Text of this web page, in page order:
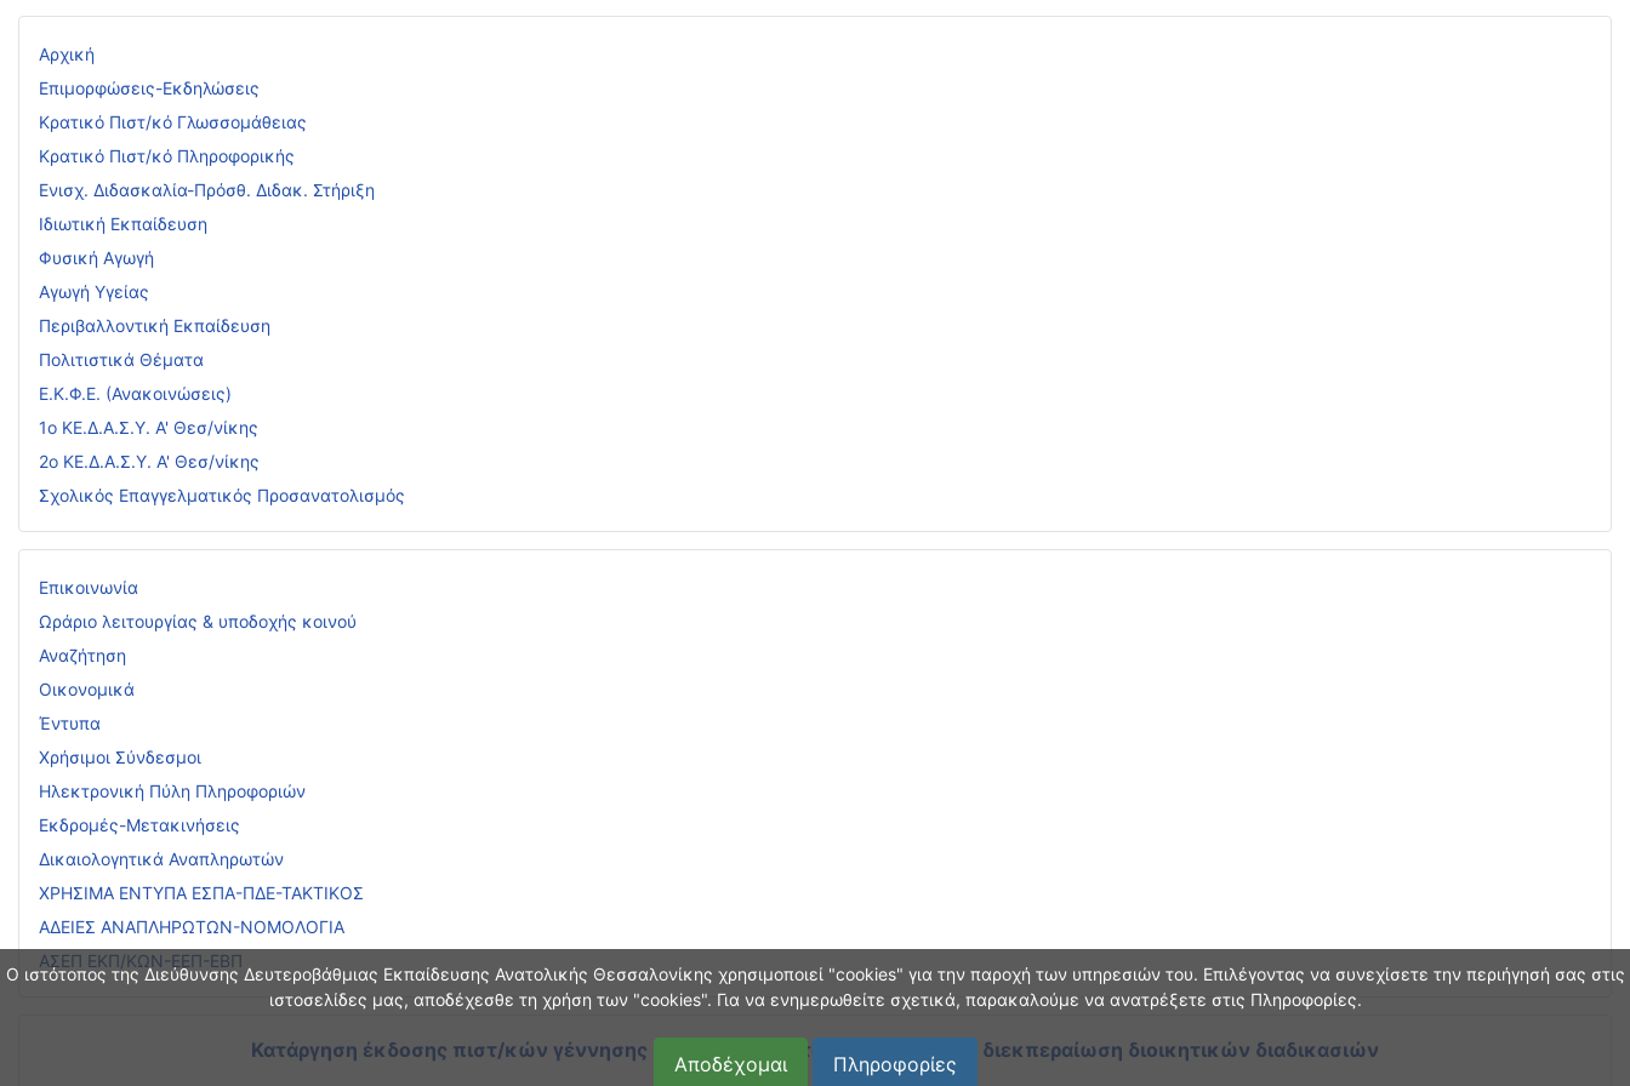
Ο ιστότοπος της Διεύθυνσης Δευτεροβάθμιας Εκπαίδευσης Ανατολικής Θεσσαλονίκης χρησιμοποιεί "cookies" για την παροχή των υπηρεσιών του. Επιλέγοντας να συνεχίσετε την περιήγησή σας στις
ιστοσελίδες μας, αποδέχεσθε τη χρήση των "cookies". Για να ενημερωθείτε σχετικά, παρακαλούμε να ανατρέξετε στις Πληροφορίες.
Αποδέχομαι Πληροφορίες
Αρχική
Επιμορφώσεις-Εκδηλώσεις
Κρατικό Πιστ/κό Γλωσσομάθειας
Κρατικό Πιστ/κό Πληροφορικής
Ενισχ. Διδασκαλία-Πρόσθ. Διδακ. Στήριξη
Ιδιωτική Εκπαίδευση
Φυσική Αγωγή
Αγωγή Υγείας
Περιβαλλοντική Εκπαίδευση
Πολιτιστικά Θέματα
Ε.Κ.Φ.Ε. (Ανακοινώσεις)
1ο ΚΕ.Δ.Α.Σ.Υ. Α' Θεσ/νίκης
2ο ΚΕ.Δ.Α.Σ.Υ. Α' Θεσ/νίκης
Σχολικός Επαγγελματικός Προσανατολισμός
Επικοινωνία
Ωράριο λειτουργίας & υποδοχής κοινού
Αναζήτηση
Οικονομικά
Έντυπα
Χρήσιμοι Σύνδεσμοι
Ηλεκτρονική Πύλη Πληροφοριών
Εκδρομές-Μετακινήσεις
Δικαιολογητικά Αναπληρωτών
ΧΡΗΣΙΜΑ ΕΝΤΥΠΑ ΕΣΠΑ-ΠΔΕ-ΤΑΚΤΙΚΟΣ
ΑΔΕΙΕΣ ΑΝΑΠΛΗΡΩΤΩΝ-ΝΟΜΟΛΟΓΙΑ
ΑΣΕΠ ΕΚΠ/ΚΩΝ-ΕΕΠ-ΕΒΠ
Κατάργηση έκδοσης πιστ/κών γέννησης και οικογεν. κατάστασης κατά τη διεκπεραίωση διοικητικών διαδικασιών